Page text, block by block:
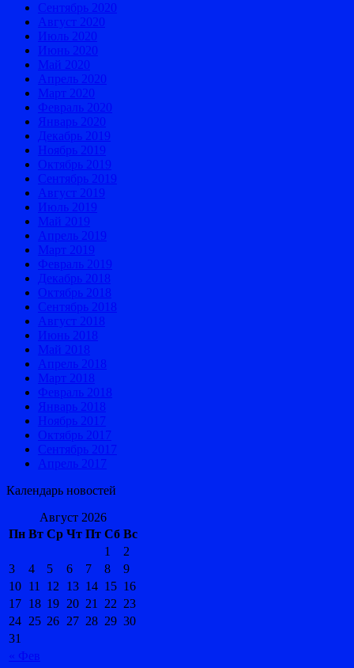
Сентябрь 2020
Август 2020
Июль 2020
Июнь 2020
Май 2020
Апрель 2020
Март 2020
Февраль 2020
Январь 2020
Декабрь 2019
Ноябрь 2019
Октябрь 2019
Сентябрь 2019
Август 2019
Июль 2019
Май 2019
Апрель 2019
Март 2019
Февраль 2019
Декабрь 2018
Октябрь 2018
Сентябрь 2018
Август 2018
Июнь 2018
Май 2018
Апрель 2018
Март 2018
Февраль 2018
Январь 2018
Ноябрь 2017
Октябрь 2017
Сентябрь 2017
Апрель 2017
Календарь новостей
Август 2026
Пн Вт Ср Чт Пт Сб Вс
« Фев
1
2
3
4 5 6 7 8
9
10 11 12 13 14 15 16
17 18 19 20 21 22 23
24 25 26 27 28 29 30
31